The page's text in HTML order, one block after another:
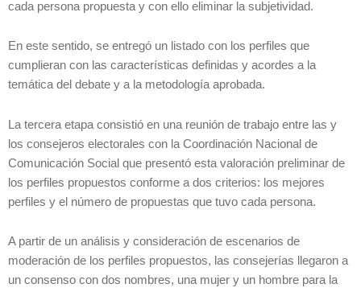
cada persona propuesta y con ello eliminar la subjetividad.
En este sentido, se entregó un listado con los perfiles que
cumplieran con las características definidas y acordes a la
temática del debate y a la metodología aprobada.
La tercera etapa consistió en una reunión de trabajo entre las y
los consejeros electorales con la Coordinación Nacional de
Comunicación Social que presentó esta valoración preliminar de
los perfiles propuestos conforme a dos criterios: los mejores
perfiles y el número de propuestas que tuvo cada persona.
A partir de un análisis y consideración de escenarios de
moderación de los perfiles propuestos, las consejerías llegaron a
un consenso con dos nombres, una mujer y un hombre para la